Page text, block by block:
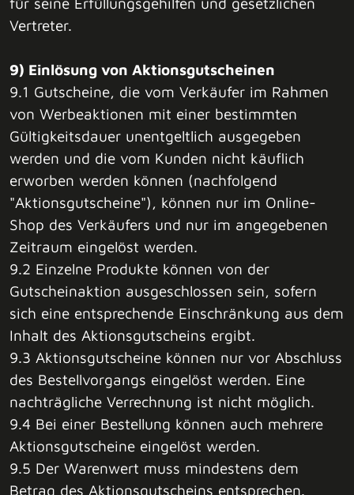
Vertreter.
9) Einlösung von Aktionsgutscheinen
9.1 Gutscheine, die vom Verkäufer im Rahmen
von Werbeaktionen mit einer bestimmten
Gültigkeitsdauer unentgeltlich ausgegeben
werden und die vom Kunden nicht käuflich
erworben werden können (nachfolgend
"Aktionsgutscheine"), können nur im Online-
Shop des Verkäufers und nur im angegebenen
Zeitraum eingelöst werden.
9.2 Einzelne Produkte können von der
Gutscheinaktion ausgeschlossen sein, sofern
sich eine entsprechende Einschränkung aus dem
Inhalt des Aktionsgutscheins ergibt.
9.3 Aktionsgutscheine können nur vor Abschluss
des Bestellvorgangs eingelöst werden. Eine
nachträgliche Verrechnung ist nicht möglich.
9.4 Bei einer Bestellung können auch mehrere
Aktionsgutscheine eingelöst werden.
9.5 Der Warenwert muss mindestens dem
Betrag des Aktionsgutscheins entsprechen.